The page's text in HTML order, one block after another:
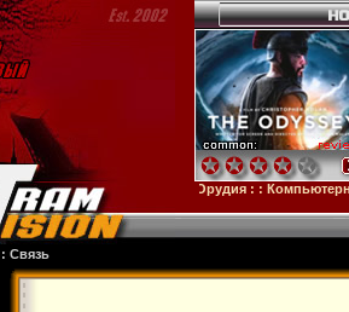
: Связь
Смерть единорога : :Компьютерные